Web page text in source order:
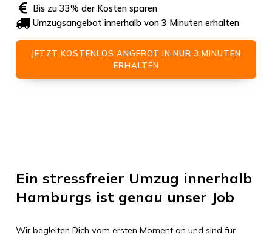
Bis zu 33% der Kosten sparen
Umzugsangebot innerhalb von 3 Minuten erhalten
JETZT KOSTENLOS ANGEBOT IN NUR 3 MINUTEN
ERHALTEN
Ein stressfreier Umzug innerhalb
Hamburgs ist genau unser Job
Wir begleiten Dich vom ersten Moment an und sind für